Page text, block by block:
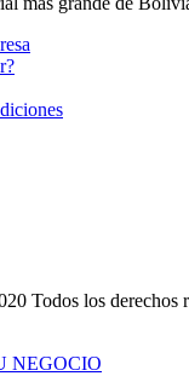
Todos los derechos
NEGOCIO